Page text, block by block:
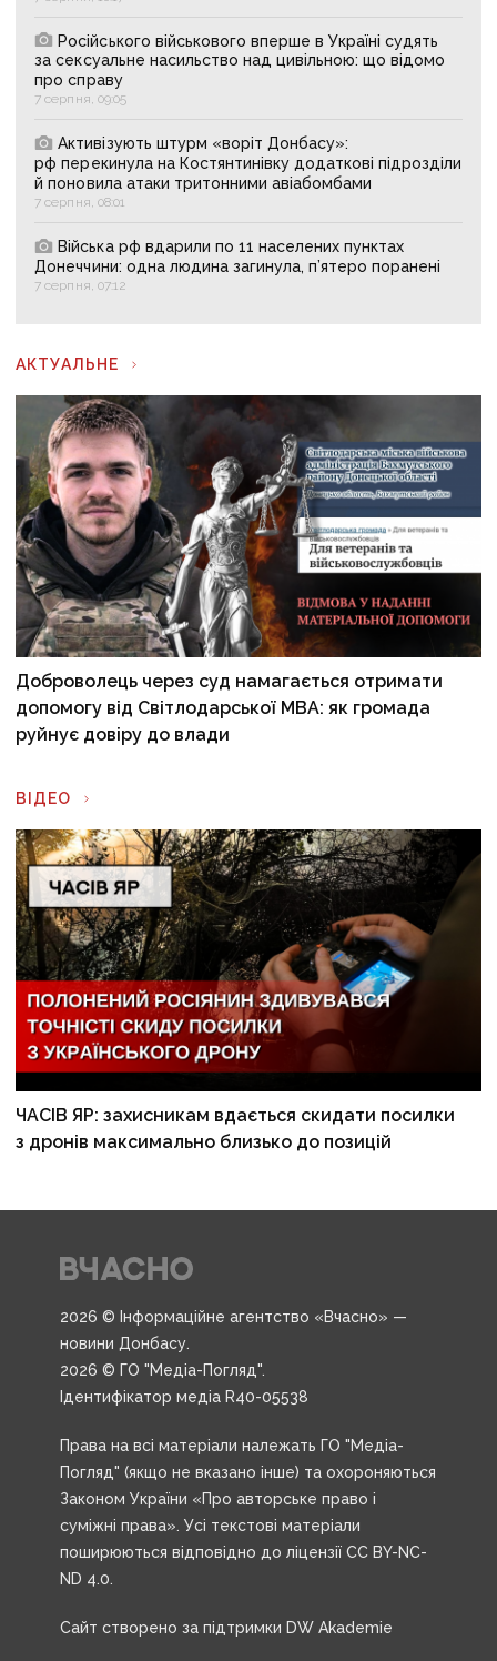
Російського військового вперше в Україні судять
за сексуальне насильство над цивільною: що відомо
про справу
7 серпня, 09:05
Активізують штурм «воріт Донбасу»:
рф перекинула на Костянтинівку додаткові підрозділи
й поновила атаки тритонними авіабомбами
7 серпня, 08:01
Війська рф вдарили по 11 населених пунктах
Донеччини: одна людина загинула, п’ятеро поранені
7 серпня, 07:12
АКТУАЛЬНЕ
Доброволець через суд намагається отримати
допомогу від Світлодарської МВА: як громада
руйнує довіру до влади
ВІДЕО
ЧАСІВ ЯР: захисникам вдається скидати посилки
з дронів максимально близько до позицій
2026 © Інформаційне агентство «Вчасно» —
новини Донбасу.
2026 © ГО "Медіа-Погляд".
Ідентифікатор медіа R40-05538
Права на всі матеріали належать ГО "Медіа-
Погляд" (якщо не вказано інше) та охороняються
Законом України «Про авторське право і
суміжні права». Усі текстові матеріали
поширюються відповідно до ліцензії CC BY-NC-
ND 4.0.
Сайт створено за підтримки DW Akademie